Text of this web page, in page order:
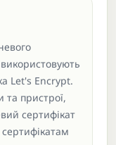
Let's Encrypt.
та пристрої,
сертифікат